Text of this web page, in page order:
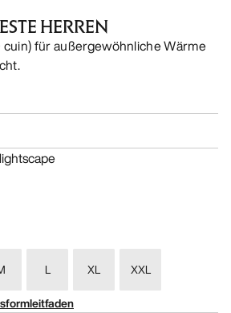
HERREN
für außergewöhnliche Wärme
L XL
XXL